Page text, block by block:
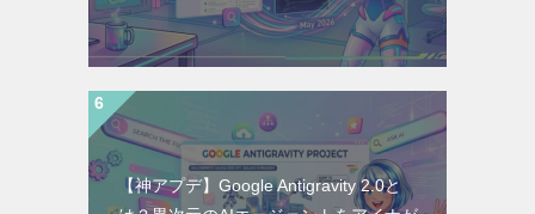
【神アプデ】Google Antigravity 2.0と